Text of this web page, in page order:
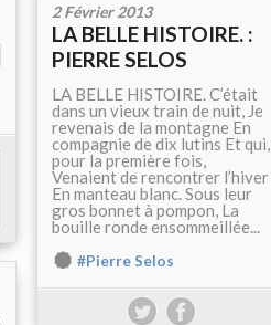
2 Février 2013
LA BELLE HISTOIRE. :
PIERRE SELOS
LA BELLE HISTOIRE. C’était
dans un vieux train de nuit, Je
revenais de la montagne En
compagnie de dix lutins Et qui,
pour la première fois,
Venaient de rencontrer l’hiver
En manteau blanc. Sous leur
gros bonnet à pompon, La
bouille ronde ensommeillée...
#Pierre Selos